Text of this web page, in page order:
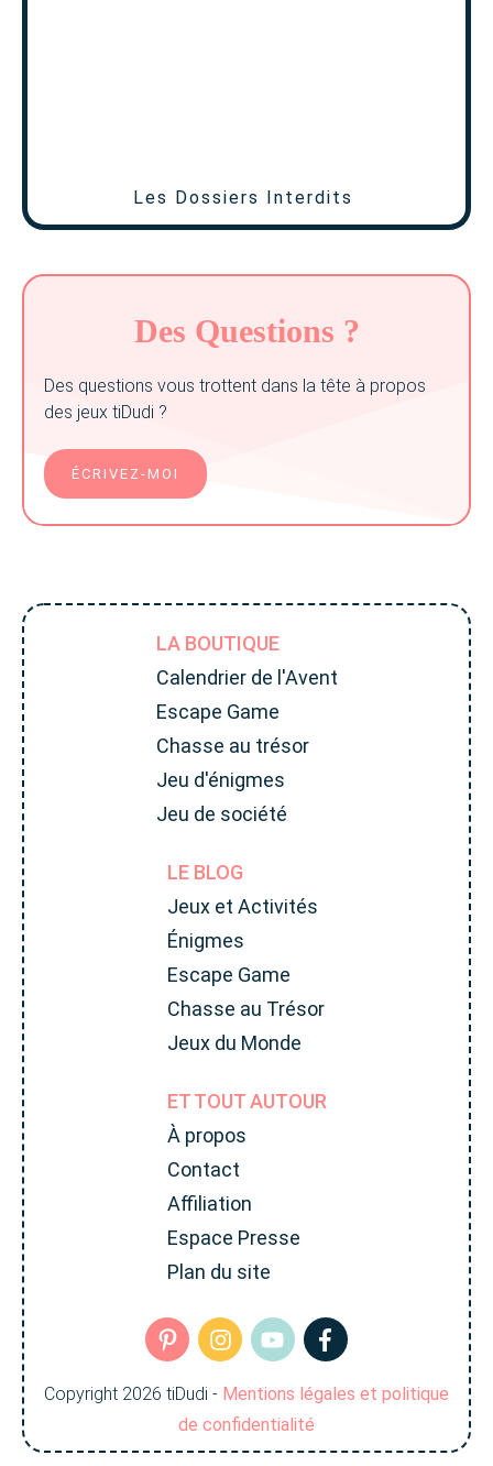
Les Dossiers Interdits
Des Questions ?
Des questions vous trottent dans la tête à propos
des jeux tiDudi ?
ÉCRIVEZ-MOI
LA BOUTIQUE
Calendrier de l'Avent
Escape Game
Chasse au trésor
Jeu d'énigmes
Jeu de société
LE BLOG
Jeux et Activités
Énigmes
Escape Game
Chasse au Trésor
Jeux du Monde
ET TOUT AUTOUR
À propos
Contact
Affiliation
Espace Presse
Plan du site
Copyright 2026 tiDudi - Mentions légales et politique
de confidentialité